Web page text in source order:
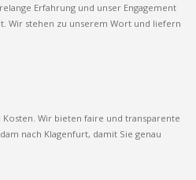
Erfahrung und unser Engagement
Wir stehen zu unserem Wort und liefern
Wir bieten faire und transparente
nach Klagenfurt, damit Sie genau